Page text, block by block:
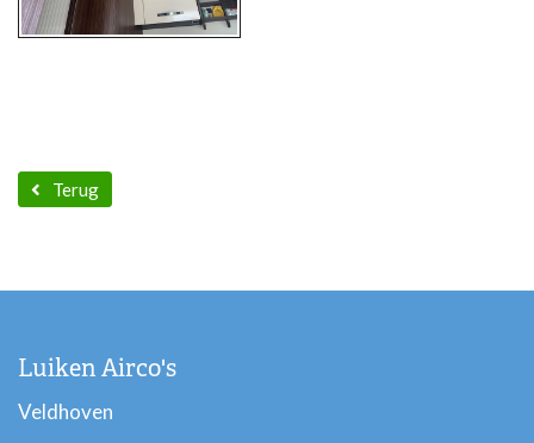
Terug
Luiken Airco's
Veldhoven